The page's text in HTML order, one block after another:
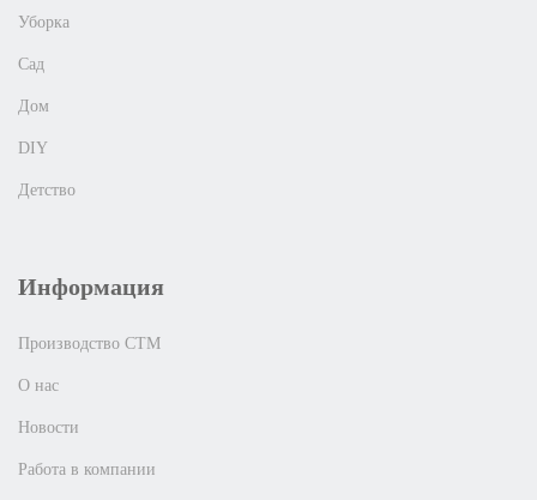
Уборка
Сад
Дом
DIY
Детство
Информация
Производство СТМ
О нас
Новости
Работа в компании